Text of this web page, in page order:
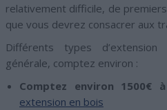
relativement difficile, de
que vous devrez consacrer aux
Différents types
générale, comptez environ :
Comptez environ 1500€
extension en bois